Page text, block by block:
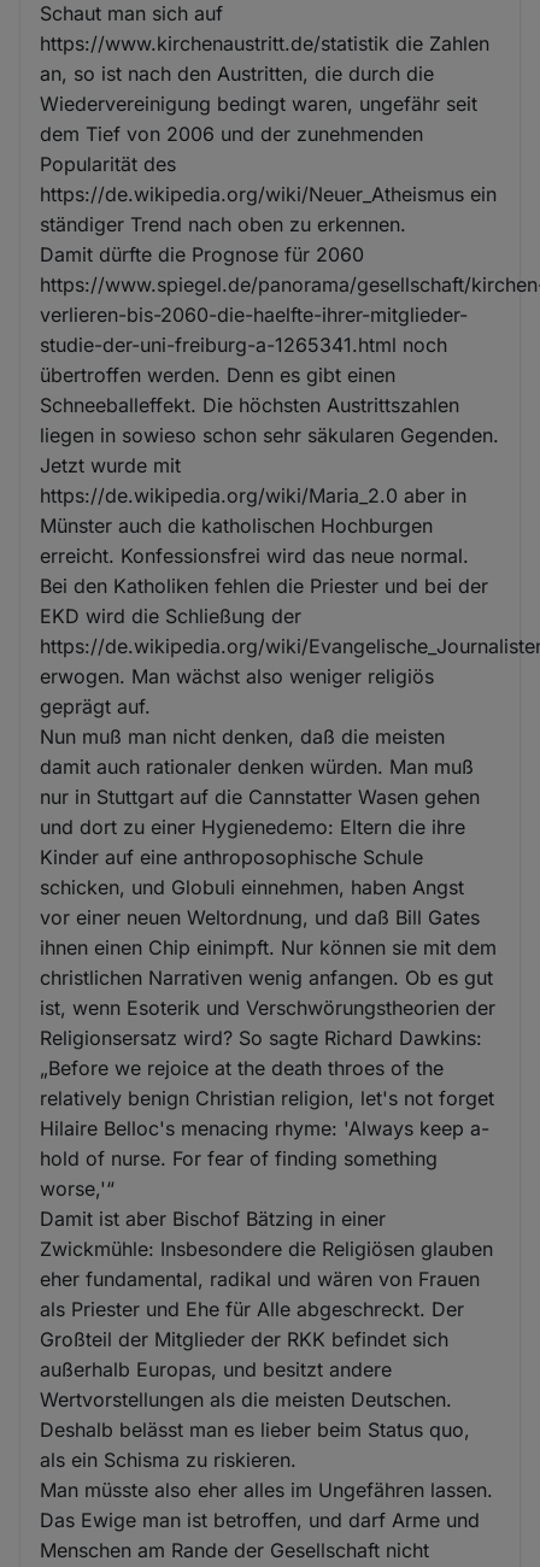
Schaut man sich auf
https://www.kirchenaustritt.de/statistik die Zahlen
an, so ist nach den Austritten, die durch die
Wiedervereinigung bedingt waren, ungefähr seit
dem Tief von 2006 und der zunehmenden
Popularität des
https://de.wikipedia.org/wiki/Neuer_Atheismus ein
ständiger Trend nach oben zu erkennen.
Damit dürfte die Prognose für 2060
https://www.spiegel.de/panorama/gesellschaft/
verlieren-bis-2060-die-haelfte-ihrer-mitglieder-
studie-der-uni-freiburg-a-1265341.html noch
übertroffen werden. Denn es gibt einen
Schneeballeffekt. Die höchsten Austrittszahlen
liegen in sowieso schon sehr säkularen Gegenden.
Jetzt wurde mit
https://de.wikipedia.org/wiki/Maria_2.0 aber in
Münster auch die katholischen Hochburgen
erreicht. Konfessionsfrei wird das neue normal.
Bei den Katholiken fehlen die Priester und bei der
EKD wird die Schließung der
https://de.wikipedia.org/wiki/
erwogen. Man wächst also weniger religiös
geprägt auf.
Nun muß man nicht denken, daß die meisten
damit auch rationaler denken würden. Man muß
nur in Stuttgart auf die Cannstatter Wasen gehen
und dort zu einer Hygienedemo: Eltern die ihre
Kinder auf eine anthroposophische Schule
schicken, und Globuli einnehmen, haben Angst
vor einer neuen Weltordnung, und daß Bill Gates
ihnen einen Chip einimpft. Nur können sie mit dem
christlichen Narrativen wenig anfangen. Ob es gut
ist, wenn Esoterik und Verschwörungstheorien der
Religionsersatz wird? So sagte Richard Dawkins:
„Before we rejoice at the death throes of the
relatively benign Christian religion, let's not forget
Hilaire Belloc's menacing rhyme: 'Always keep a-
hold of nurse. For fear of finding something
worse,'“
Damit ist aber Bischof Bätzing in einer
Zwickmühle: Insbesondere die Religiösen glauben
eher fundamental, radikal und wären von Frauen
als Priester und Ehe für Alle abgeschreckt. Der
Großteil der Mitglieder der RKK befindet sich
außerhalb Europas, und besitzt andere
Wertvorstellungen als die meisten Deutschen.
Deshalb belässt man es lieber beim Status quo,
als ein Schisma zu riskieren.
Man müsste also eher alles im Ungefähren lassen.
Das Ewige man ist betroffen, und darf Arme und
Menschen am Rande der Gesellschaft nicht